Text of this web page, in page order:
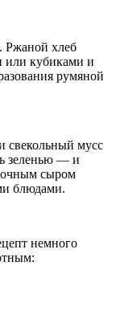
Ржаной хлеб
или кубиками и
румяной
свекольный мусс
зеленью — и
сыром
блюдами.
немного